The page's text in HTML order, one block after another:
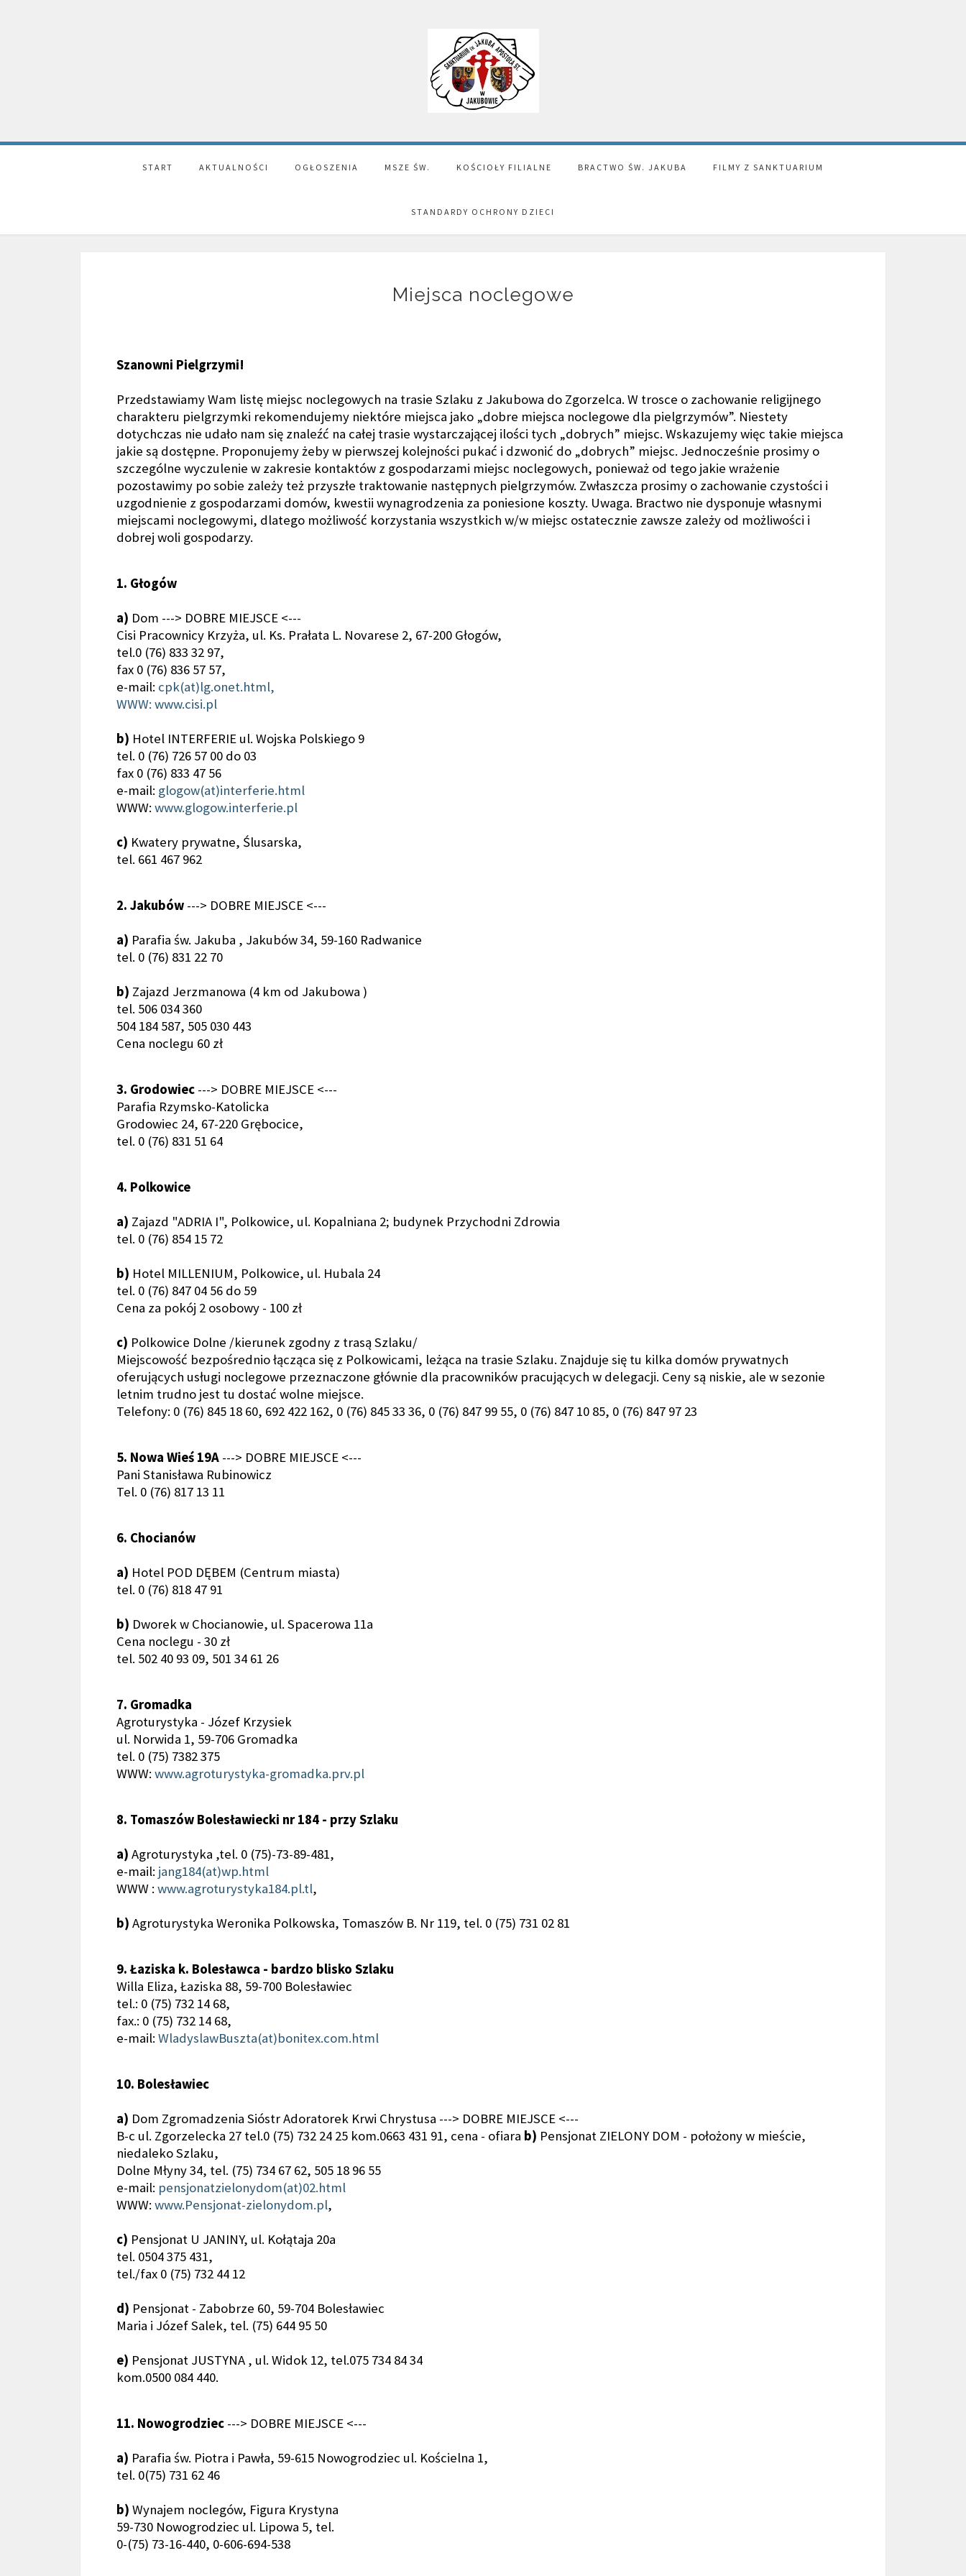
START AKTUALNOŚCI OGŁOSZENIA MSZE ŚW. KOŚCIOŁY FILIALNE BRACTWO ŚW. JAKUBA FILMY Z SANKTUARIUM
STANDARDY OCHRONY DZIECI
Miejsca noclegowe
Szanowni Pielgrzymi!
Przedstawiamy Wam listę miejsc noclegowych na trasie Szlaku z Jakubowa do Zgorzelca. W trosce o zachowanie religijnego
charakteru pielgrzymki rekomendujemy niektóre miejsca jako „dobre miejsca noclegowe dla pielgrzymów”. Niestety
dotychczas nie udało nam się znaleźć na całej trasie wystarczającej ilości tych „dobrych” miejsc. Wskazujemy więc takie miejsca
jakie są dostępne. Proponujemy żeby w pierwszej kolejności pukać i dzwonić do „dobrych” miejsc. Jednocześnie prosimy o
szczególne wyczulenie w zakresie kontaktów z gospodarzami miejsc noclegowych, ponieważ od tego jakie wrażenie
pozostawimy po sobie zależy też przyszłe traktowanie następnych pielgrzymów. Zwłaszcza prosimy o zachowanie czystości i
uzgodnienie z gospodarzami domów, kwestii wynagrodzenia za poniesione koszty. Uwaga. Bractwo nie dysponuje własnymi
miejscami noclegowymi, dlatego możliwość korzystania wszystkich w/w miejsc ostatecznie zawsze zależy od możliwości i
dobrej woli gospodarzy.
1. Głogów
a) Dom ---> DOBRE MIEJSCE <---
Cisi Pracownicy Krzyża, ul. Ks. Prałata L. Novarese 2, 67-200 Głogów,
tel.0 (76) 833 32 97,
fax 0 (76) 836 57 57,
e-mail: cpk(at)lg.onet.html,
WWW: www.cisi.pl
b) Hotel INTERFERIE ul. Wojska Polskiego 9
tel. 0 (76) 726 57 00 do 03
fax 0 (76) 833 47 56
e-mail: glogow(at)interferie.html
WWW: www.glogow.interferie.pl
c) Kwatery prywatne, Ślusarska,
tel. 661 467 962
2. Jakubów ---> DOBRE MIEJSCE <---
a) Parafia św. Jakuba , Jakubów 34, 59-160 Radwanice
tel. 0 (76) 831 22 70
b) Zajazd Jerzmanowa (4 km od Jakubowa )
tel. 506 034 360
504 184 587, 505 030 443
Cena noclegu 60 zł
3. Grodowiec ---> DOBRE MIEJSCE <---
Parafia Rzymsko-Katolicka
Grodowiec 24, 67-220 Grębocice,
tel. 0 (76) 831 51 64
4. Polkowice
a) Zajazd "ADRIA I", Polkowice, ul. Kopalniana 2; budynek Przychodni Zdrowia
tel. 0 (76) 854 15 72
b) Hotel MILLENIUM, Polkowice, ul. Hubala 24
tel. 0 (76) 847 04 56 do 59
Cena za pokój 2 osobowy - 100 zł
c) Polkowice Dolne /kierunek zgodny z trasą Szlaku/
Miejscowość bezpośrednio łącząca się z Polkowicami, leżąca na trasie Szlaku. Znajduje się tu kilka domów prywatnych
oferujących usługi noclegowe przeznaczone głównie dla pracowników pracujących w delegacji. Ceny są niskie, ale w sezonie
letnim trudno jest tu dostać wolne miejsce.
Telefony: 0 (76) 845 18 60, 692 422 162, 0 (76) 845 33 36, 0 (76) 847 99 55, 0 (76) 847 10 85, 0 (76) 847 97 23
5. Nowa Wieś 19A ---> DOBRE MIEJSCE <---
Pani Stanisława Rubinowicz
Tel. 0 (76) 817 13 11
6. Chocianów
a) Hotel POD DĘBEM (Centrum miasta)
tel. 0 (76) 818 47 91
b) Dworek w Chocianowie, ul. Spacerowa 11a
Cena noclegu - 30 zł
tel. 502 40 93 09, 501 34 61 26
7. Gromadka
Agroturystyka - Józef Krzysiek
ul. Norwida 1, 59-706 Gromadka
tel. 0 (75) 7382 375
WWW: www.agroturystyka-gromadka.prv.pl
8. Tomaszów Bolesławiecki nr 184 - przy Szlaku
a) Agroturystyka ,tel. 0 (75)-73-89-481,
e-mail: jang184(at)wp.html
WWW : www.agroturystyka184.pl.tl,
b) Agroturystyka Weronika Polkowska, Tomaszów B. Nr 119, tel. 0 (75) 731 02 81
9. Łaziska k. Bolesławca - bardzo blisko Szlaku
Willa Eliza, Łaziska 88, 59-700 Bolesławiec
tel.: 0 (75) 732 14 68,
fax.: 0 (75) 732 14 68,
e-mail: WladyslawBuszta(at)bonitex.com.html
10. Bolesławiec
a) Dom Zgromadzenia Sióstr Adoratorek Krwi Chrystusa ---> DOBRE MIEJSCE <---
B-c ul. Zgorzelecka 27 tel.0 (75) 732 24 25 kom.0663 431 91, cena - ofiara b) Pensjonat ZIELONY DOM - położony w mieście,
niedaleko Szlaku,
Dolne Młyny 34, tel. (75) 734 67 62, 505 18 96 55
e-mail: pensjonatzielonydom(at)02.html
WWW: www.Pensjonat-zielonydom.pl,
c) Pensjonat U JANINY, ul. Kołątaja 20a
tel. 0504 375 431,
tel./fax 0 (75) 732 44 12
d) Pensjonat - Zabobrze 60, 59-704 Bolesławiec
Maria i Józef Salek, tel. (75) 644 95 50
e) Pensjonat JUSTYNA , ul. Widok 12, tel.075 734 84 34
kom.0500 084 440.
11. Nowogrodziec ---> DOBRE MIEJSCE <---
a) Parafia św. Piotra i Pawła, 59-615 Nowogrodziec ul. Kościelna 1,
tel. 0(75) 731 62 46
b) Wynajem noclegów, Figura Krystyna
59-730 Nowogrodziec ul. Lipowa 5, tel.
0-(75) 73-16-440, 0-606-694-538